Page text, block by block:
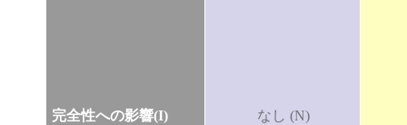
完全性への影響(I) なし (N)